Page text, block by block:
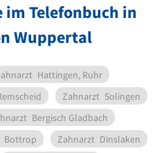
Telefonbuch in
Wuppertal
Hattingen, Ruhr
Zahnarzt Solingen
Bergisch Gladbach
Bottrop Zahnarzt Dinslaken